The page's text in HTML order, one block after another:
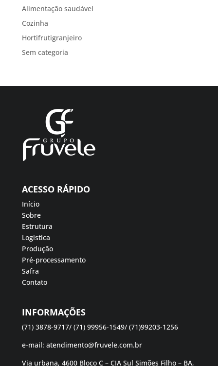
Alimentação saudável
Cozinha
Hortifrutigranjeiro
Sem categoria
ACESSO RÁPIDO
Início
Sobre
Estrutura
Logística
Produção
Pré-processamento
Safra
Contato
INFORMAÇÕES
(71) 3878-9717/ (71) 99956-1549/ (71)99203-1256
e-mail: atendimento@fruvele.com.br
Via urbana, 4600 Bloco C – CIA Sul Simões Filho – BA,